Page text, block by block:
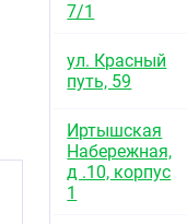
7/1
ул. Красный
путь, 59
Иртышская
Набережная,
д .10, корпус
1